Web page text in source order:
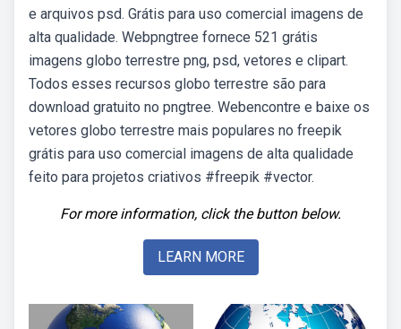
e arquivos psd. Grátis para uso comercial imagens de
alta qualidade. Webpngtree fornece 521 grátis
imagens globo terrestre png, psd, vetores e clipart.
Todos esses recursos globo terrestre são para
download gratuito no pngtree. Webencontre e baixe os
vetores globo terrestre mais populares no freepik
grátis para uso comercial imagens de alta qualidade
feito para projetos criativos #freepik #vector.
For more information, click the button below.
LEARN MORE